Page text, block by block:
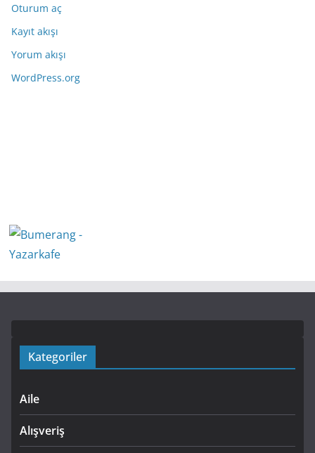
Oturum aç
Kayıt akışı
Yorum akışı
WordPress.org
Kategoriler
Aile
Alışveriş